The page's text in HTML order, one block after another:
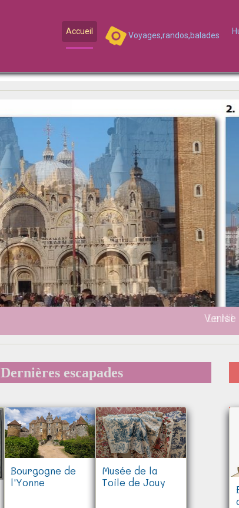
Accueil Voyages,randos,balades
Venise
Dernières escapades
Bourgogne de
l'Yonne
Musée de la
Toile de Jouy